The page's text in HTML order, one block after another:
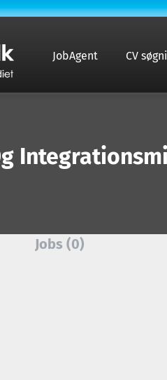
JobAgent CV
Jobs (0)